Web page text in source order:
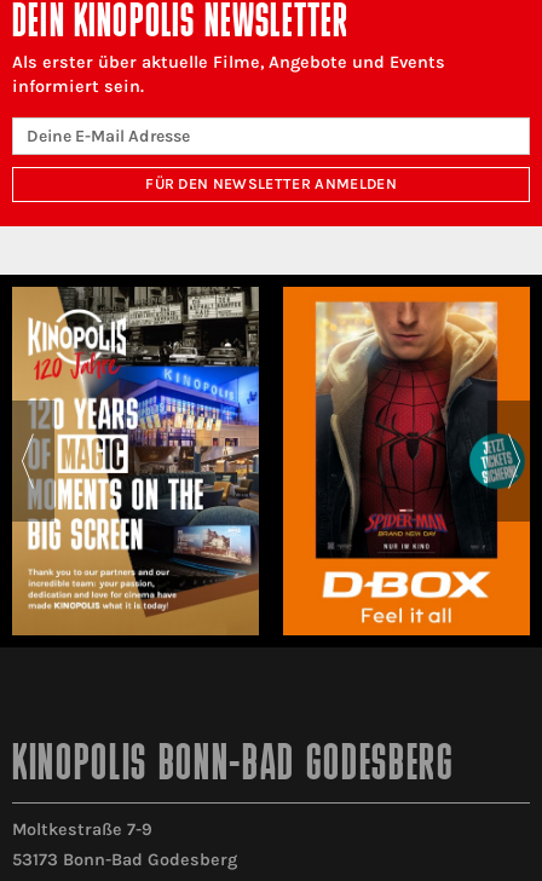
DEIN KINOPOLIS NEWSLETTER
Als erster über aktuelle Filme, Angebote und Events
informiert sein.
FÜR DEN NEWSLETTER ANMELDEN
KINOPOLIS BONN-BAD GODESBERG
Moltkestraße 7-9
53173 Bonn-Bad Godesberg